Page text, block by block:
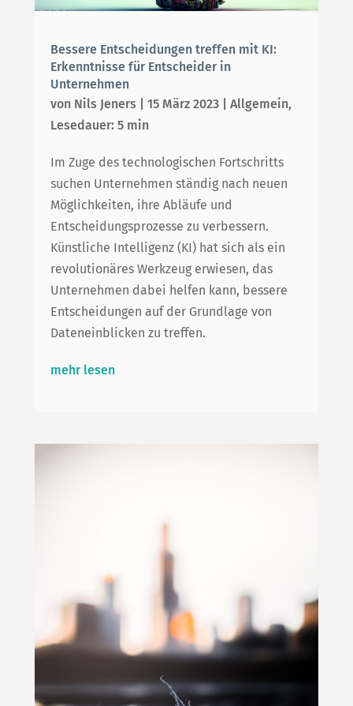
Bessere Entscheidungen treffen mit KI:
Erkenntnisse für Entscheider in
Unternehmen
von Nils Jeners 15 März 2023| Allgemein,
Lesedauer: 5 min
Im Zuge des technologischen Fortschritts
suchen Unternehmen ständig nach neuen
Möglichkeiten, ihre Abläufe und
Entscheidungsprozesse zu verbessern.
Künstliche Intelligenz (KI) hat sich als ein
revolutionäres Werkzeug erwiesen, das
Unternehmen dabei helfen kann, bessere
Entscheidungen auf der Grundlage von
Dateneinblicken zu treffen.
mehr lesen